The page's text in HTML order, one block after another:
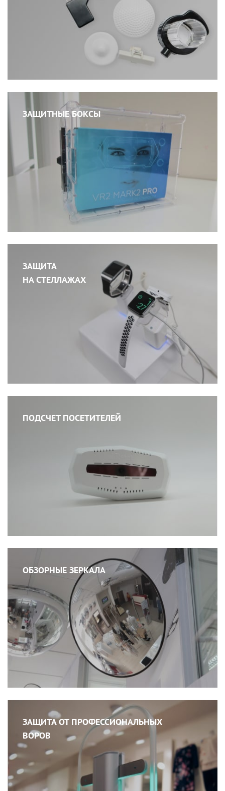
ЗАЩИТНЫЕ БОКСЫ
ЗАЩИТА
НА СТЕЛЛАЖАХ
ПОДСЧЕТ ПОСЕТИТЕЛЕЙ
ОБЗОРНЫЕ ЗЕРКАЛА
ЗАЩИТА ОТ ПРОФЕССИОНАЛЬНЫХ
ВОРОВ